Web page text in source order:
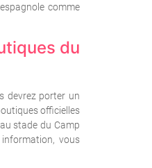
comme
du
devrez porter un
officielles
stade du Camp
vous